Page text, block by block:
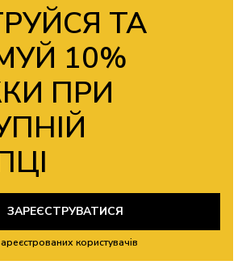
ТА
10%
ПРИ
ЗАРЕЄСТРУВАТИСЯ
користувачів